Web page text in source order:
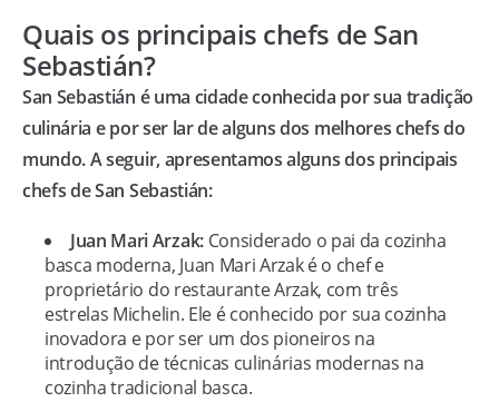
Quais os principais chefs de San
Sebastián?
San Sebastián é uma cidade conhecida por sua tradição
culinária e por ser lar de alguns dos melhores chefs do
mundo. A seguir, apresentamos alguns dos principais
chefs de San Sebastián:
Juan Mari Arzak:Considerado o pai da cozinha
basca moderna, Juan Mari Arzak é o chef e
proprietário do restaurante Arzak, com três
estrelas Michelin. Ele é conhecido por sua cozinha
inovadora e por ser um dos pioneiros na
introdução de técnicas culinárias modernas na
cozinha tradicional basca.